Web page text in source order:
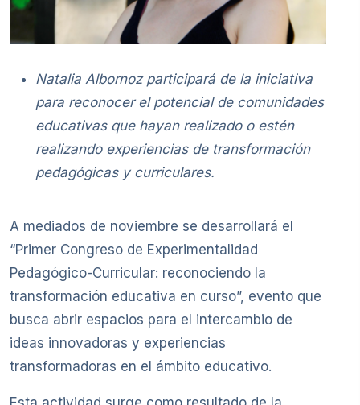
Natalia Albornoz participará de la iniciativa
para reconocer el potencial de comunidades
educativas que hayan realizado o estén
realizando experiencias de transformación
pedagógicas y curriculares.
A mediados de noviembre se desarrollará el
“Primer Congreso de Experimentalidad
Pedagógico-Curricular: reconociendo la
transformación educativa en curso”, evento que
busca abrir espacios para el intercambio de
ideas innovadoras y experiencias
transformadoras en el ámbito educativo.